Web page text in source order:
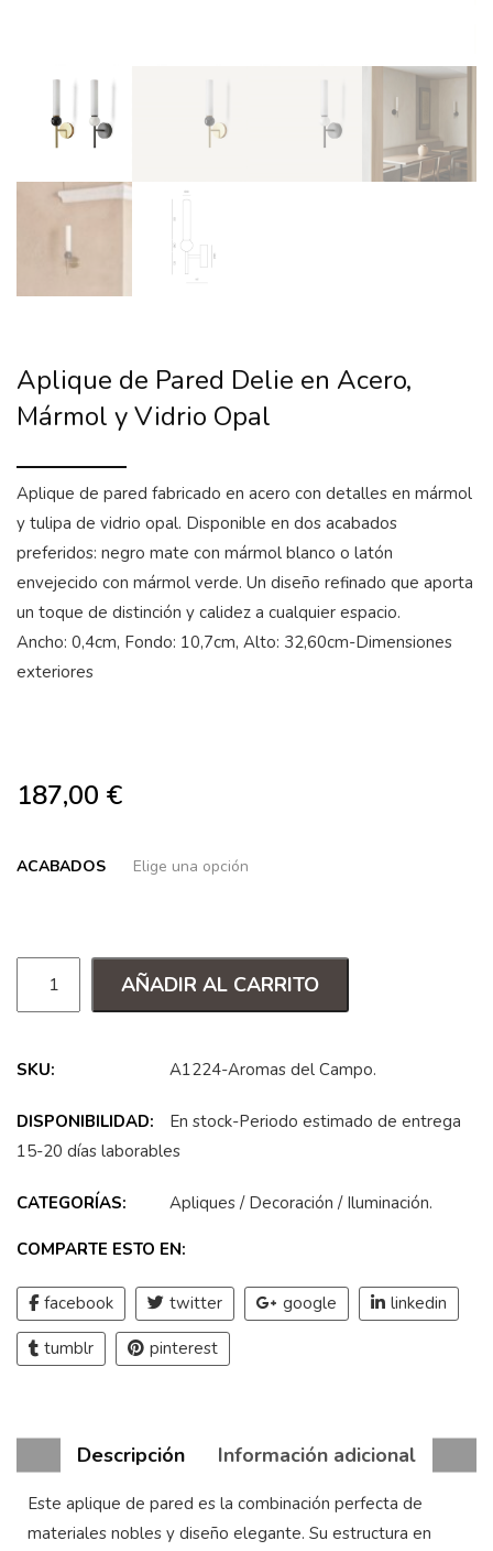
Aplique de Pared Delie en Acero,
Mármol y Vidrio Opal
Aplique de pared fabricado en acero con detalles en mármol
y tulipa de vidrio opal. Disponible en dos acabados
preferidos: negro mate con mármol blanco o latón
envejecido con mármol verde. Un diseño refinado que aporta
un toque de distinción y calidez a cualquier espacio.
Ancho: 0,4cm, Fondo: 10,7cm, Alto: 32,60cm-Dimensiones
exteriores
187,00 €
ACABADOS
AÑADIR AL CARRITO
SKU: A1224-Aromas del Campo.
DISPONIBILIDAD:
En stock-Periodo estimado de entrega
15-20 días laborables
CATEGORÍAS: Apliques / Decoración / Iluminación.
COMPARTE ESTO EN:
facebook twitter google linkedin
tumblr pinterest
Descripción Información adicional
Este aplique de pared es la combinación perfecta de
materiales nobles y diseño elegante. Su estructura en